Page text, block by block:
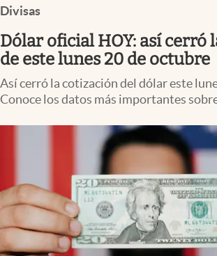
Mercados Online
Negocios
Columnistas
Clima
Mundial 2026
Eventos Corporativos
Divisas
Dólar oficial HOY: así cerró
de este lunes 20 de octubre
Así cerró la cotización del dólar este
Conoce los datos más importantes